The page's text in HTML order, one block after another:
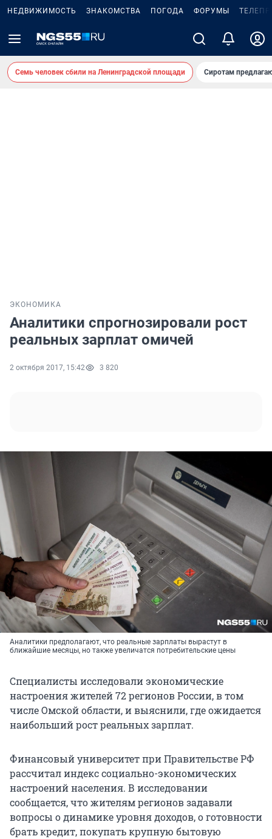
НЕДВИЖИМОСТЬ ЗНАКОМСТВА ПОГОДА ФОРУМЫ
Семь человек сбили на Ленинградской площади Сиротам
ЭКОНОМИКА
Аналитики спрогнозировали рост
реальных зарплат омичей
2 октября 2017, 15:42 3 820
Аналитики предполагают, что реальные зарплаты вырастут в
ближайшие месяцы, но также увеличатся потребительские цены
Специалисты исследовали экономические
настроения жителей 72 регионов России, в том
числе Омской области, и выяснили, где ожидается
наибольший рост реальных зарплат.
Финансовый университет при Правительстве РФ
рассчитал индекс социально-экономических
настроений населения. В исследовании
сообщается, что жителям регионов задавали
вопросы о динамике уровня доходов, о готовности
брать кредит, покупать крупную бытовую